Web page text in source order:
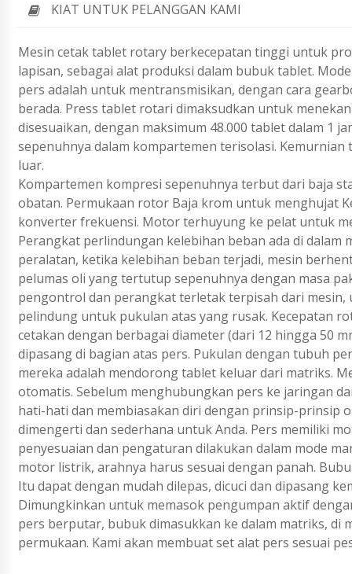
KIAT UNTUK PELANGGAN KAMI
Mesin cetak tablet rotary berkecepatan tinggi untuk
lapisan, sebagai alat produksi dalam bubuk tablet.
pers adalah untuk mentransmisikan, dengan cara
berada. Press tablet rotari dimaksudkan untuk
disesuaikan, dengan maksimum 48.000 tablet dalam 1
sepenuhnya dalam kompartemen terisolasi.
luar.
Kompartemen kompresi sepenuhnya terbut dari baja
obatan. Permukaan rotor Baja krom untuk menghujat
konverter frekuensi. Motor terhuyung ke pelat untuk
Perangkat perlindungan kelebihan beban ada di
peralatan, ketika kelebihan beban terjadi, mesin
pelumas oli yang tertutup sepenuhnya dengan masa
pengontrol dan perangkat terletak terpisah dari
pelindung untuk pukulan atas yang rusak. Kecepatan
cetakan dengan berbagai diameter (dari 12 hingga 50
dipasang di bagian atas pers. Pukulan dengan tubuh
mereka adalah mendorong tablet keluar dari matriks.
otomatis. Sebelum menghubungkan pers ke jaringan
hati-hati dan membiasakan diri dengan prinsip-prinsip
dimengerti dan sederhana untuk Anda. Pers memiliki
penyesuaian dan pengaturan dilakukan dalam mode
motor listrik, arahnya harus sesuai dengan panah.
Itu dapat dengan mudah dilepas, dicuci dan dipasang
Dimungkinkan untuk memasok pengumpan aktif
pers berputar, bubuk dimasukkan ke dalam matriks, di
permukaan. Kami akan membuat set alat pers sesuai